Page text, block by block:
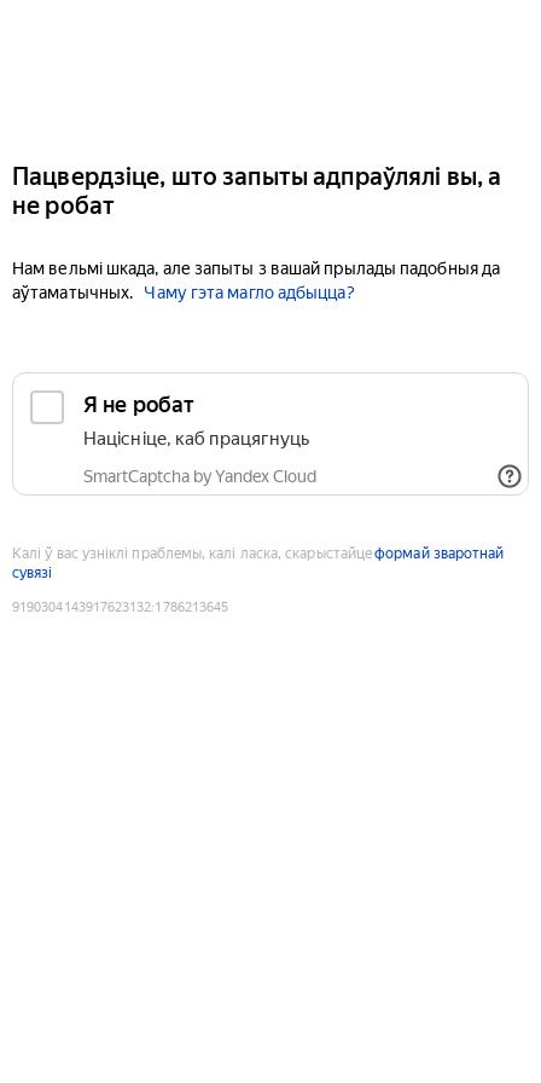
Пацвердзіце, што запыты адпраўлялі вы, а
не робат
Нам вельмі шкада, але запыты з вашай прылады падобныя да
аўтаматычных.
Чаму гэта магло адбыцца?
Я не робат
Націсніце, каб працягнуць
SmartCaptcha by Yandex Cloud
Калі ў вас узніклі праблемы, калі ласка, скарыстайцеформай зваротнай
сувязі
9190304143917623132:1786213645